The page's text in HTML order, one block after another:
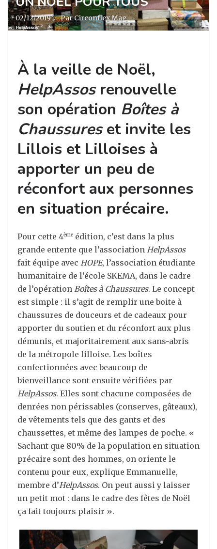
02/12/2019 · Par Circonflex Mag
À la veille de Noël,
HelpAssosrenouvelle
son opération Boîtes à
Chaussureset invite les
Lillois et Lilloises à
apporter un peu de
réconfort aux personnes
en situation précaire.
Pour cette 4ème édition, c’est dans la plus
grande entente que l’association HelpAssos
fait équipe avec HOPE, l’association étudiante
humanitaire de l’école SKEMA, dans le cadre
de l’opération Boîtes à Chaussures. Le concept
est simple : il s’agit de remplir une boite à
chaussures de douceurs et de cadeaux pour
apporter du soutien et du réconfort aux plus
démunis, et majoritairement aux sans-abris
de la métropole lilloise. Les boîtes
confectionnées avec beaucoup de
bienveillance sont ensuite vérifiées par
HelpAssos. Elles sont chacune composées de
denrées non périssables (conserves, gâteaux),
de vêtements tels que des gants et des
chaussettes, et même des lampes de poche. «
Sachant que 80% de la population en situation
précaire sont des hommes, on oriente le
contenu pour eux, explique Emmanuelle,
membre d’HelpAssos. On peut aussi y laisser
un petit mot : dans le cadre des fêtes de Noël
ça fait toujours plaisir ».